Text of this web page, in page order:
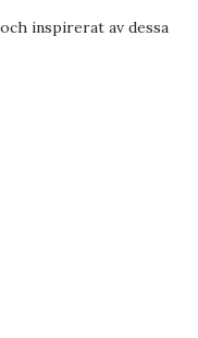
inspirerat av dessa